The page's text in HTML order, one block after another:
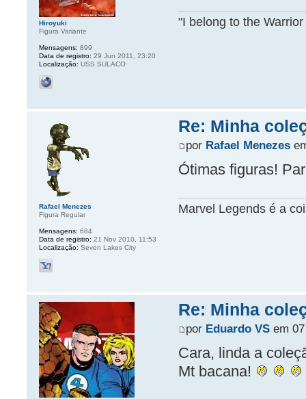
"I belong to the
Hiroyuki
Figura Variante
Mensagens: 899
Data de registro: 29 Jun 2011, 23:20
Localização: USS SULACO
Re: Minha
por Rafael Menezes
Ótimas figuras!
Marvel Legends é a
Rafael Menezes
Figura Regular
Mensagens: 684
Data de registro: 21 Nov 2010, 11:53
Localização: Seven Lakes City
Re: Minha
por Eduardo VSem 07
Cara, linda a
Mt bacana!